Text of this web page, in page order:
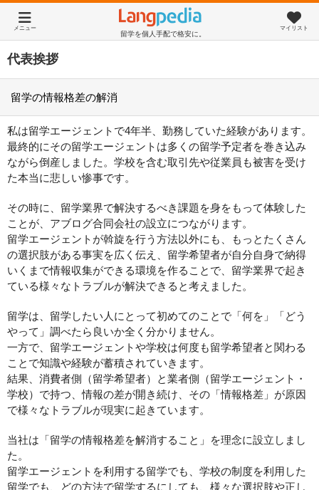
留学を個人手配で格安に。
メニュー マイリスト
代表挨拶
留学の情報格差の解消
私は留学エージェントで4年半、勤務していた経験があります。
最終的にその留学エージェントは多くの留学予定者を巻き込み
ながら倒産しました。学校を含む取引先や従業員も被害を受け
た本当に悲しい惨事です。
その時に、留学業界で解決するべき課題を身をもって体験した
ことが、アブログ合同会社の設立につながります。
留学エージェントが斡旋を行う方法以外にも、もっとたくさん
の選択肢がある事実を広く伝え、留学希望者が自分自身で納得
いくまで情報収集ができる環境を作ることで、留学業界で起き
ている様々なトラブルが解決できると考えました。
留学は、留学したい人にとって初めてのことで「何を」「どう
やって」調べたら良いか全く分かりません。
一方で、留学エージェントや学校は何度も留学希望者と関わる
ことで知識や経験が蓄積されていきます。
結果、消費者側（留学希望者）と業者側（留学エージェント・
学校）で持つ、情報の差が開き続け、その「情報格差」が原因
で様々なトラブルが現実に起きています。
当社は「留学の情報格差を解消すること」を理念に設立しまし
た。
留学エージェントを利用する留学でも、学校の制度を利用した
留学でも、どの方法で留学するにしても、様々な選択肢や正し